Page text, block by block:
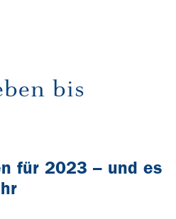
bis
für 2023 – und es